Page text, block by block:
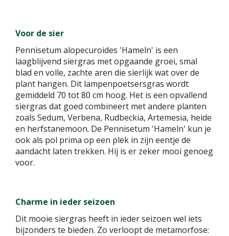
Voor de sier
Pennisetum alopecuroides 'Hameln' is een
laagblijvend siergras met opgaande groei, smal
blad en volle, zachte aren die sierlijk wat over de
plant hangen. Dit lampenpoetsersgras wordt
gemiddeld 70 tot 80 cm hoog. Het is een opvallend
siergras dat goed combineert met andere planten
zoals Sedum, Verbena, Rudbeckia, Artemesia, heide
en herfstanemoon. De Pennisetum 'Hameln' kun je
ook als pol prima op een plek in zijn eentje de
aandacht laten trekken. Hij is er zeker mooi genoeg
voor.
Charme in ieder seizoen
Dit mooie siergras heeft in ieder seizoen wel iets
bijzonders te bieden. Zo verloopt de metamorfose: